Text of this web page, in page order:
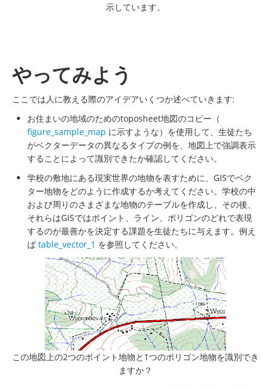
示しています。
やってみよう
ここでは人に教える際のアイデアいくつか述べていきます:
お住まいの地域のためのtoposheet地図のコピー（
figure_sample_map に示すような）を使用して、生徒たち
がベクターデータの異なるタイプの例を、地図上で強調表示
することによって識別できたか確認してください。
学校の敷地にある現実世界の地物を表すために、GISでベク
ター地物をどのように作成するか考えてください。学校の中
および周りのさまざまな地物のテーブルを作成し、その後、
それらはGISではポイント、ライン、ポリゴンのどれで表現
するのが最善かを決定する課題を生徒たちに与えます。例え
ば table_vector_1 を参照してください。
この地図上の2つのポイント地物と1つのポリゴン地物を識別でき
ますか？